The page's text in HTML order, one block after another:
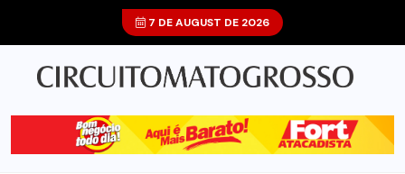
7 DE AUGUST DE 2026